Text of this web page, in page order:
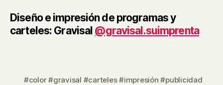
Diseño e impresión de programas y
carteles: Gravisal @gravisal.suimprenta
#color #gravisal #carteles #impresión #publicidad